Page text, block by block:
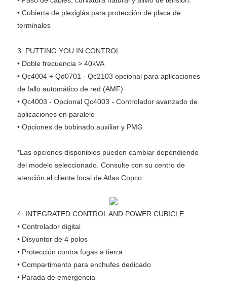
• Cubierta de plexiglás para protección de placa de
terminales
3. PUTTING YOU IN CONTROL
• Doble frecuencia > 40kVA
• Qc4004 + Qd0701 - Qc2103 opcional para aplicaciones
de fallo automático de red (AMF)
• Qc4003 - Opcional Qc4003 - Controlador avanzado de
aplicaciones en paralelo
• Opciones de bobinado auxiliar y PMG
*Las opciones disponibles pueden cambiar dependiendo
del modelo seleccionado. Consulte con su centro de
atención al cliente local de Atlas Copco.
4. INTEGRATED CONTROL AND POWER CUBICLE:
• Controlador digital
• Disyuntor de 4 polos
• Protección contra fugas a tierra
• Compartimento para enchufes dedicado
• Parada de emergencia